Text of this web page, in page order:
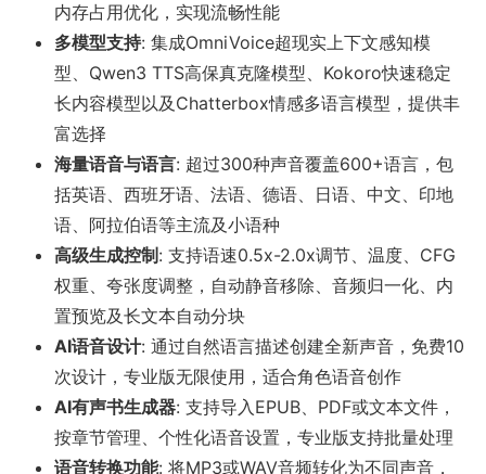
内存占用优化，实现流畅性能
多模型支持: 集成OmniVoice超现实上下文感知模
型、Qwen3 TTS高保真克隆模型、Kokoro快速稳定
长内容模型以及Chatterbox情感多语言模型，提供丰
富选择
海量语音与语言: 超过300种声音覆盖600+语言，包
括英语、西班牙语、法语、德语、日语、中文、印地
语、阿拉伯语等主流及小语种
高级生成控制 : 支持语速0.5x-2.0x调节、温度、CFG
权重、夸张度调整，自动静音移除、音频归一化、内
置预览及长文本自动分块
AI语音设计: 通过自然语言描述创建全新声音，免费10
次设计，专业版无限使用，适合角色语音创作
AI有声书生成器: 支持导入EPUB、PDF或文本文件，
按章节管理、个性化语音设置，专业版支持批量处理
语音转换功能: 将MP3或WAV音频转化为不同声音，